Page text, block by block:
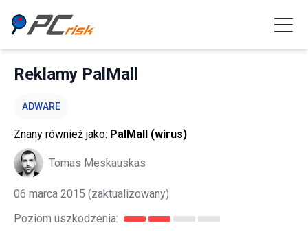
Reklamy PalMall
ADWARE
Znany również jako: PalMall (wirus)
Tomas Meskauskas
06 marca 2015 (zaktualizowany)
Poziom uszkodzenia: